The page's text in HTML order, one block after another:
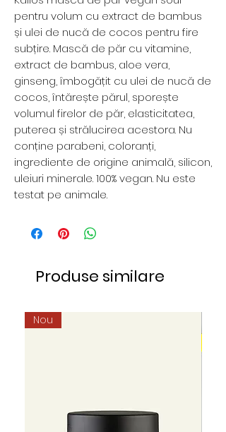
pentru volum cu extract de bambus
și ulei de nucă de cocos pentru fire
subțire. Mască de păr cu vitamine,
extract de bambus, aloe vera,
ginseng, îmbogățit cu ulei de nucă de
cocos, întărește părul, sporește
volumul firelor de păr, elasticitatea,
puterea și strălucirea acestora. Nu
conține parabeni, coloranți,
ingrediente de origine animală, silicon,
uleiuri minerale. 100% vegan. Nu este
testat pe animale.
Produse similare
Nou